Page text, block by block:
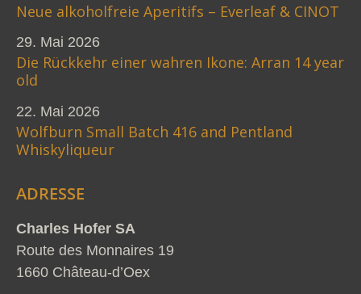
Neue alkoholfreie Aperitifs – Everleaf & CINOT
29. Mai 2026
Die Rückkehr einer wahren Ikone: Arran 14 year
old
22. Mai 2026
Wolfburn Small Batch 416 and Pentland
Whiskyliqueur
ADRESSE
Charles Hofer SA
Route des Monnaires 19
1660 Château-d’Oex